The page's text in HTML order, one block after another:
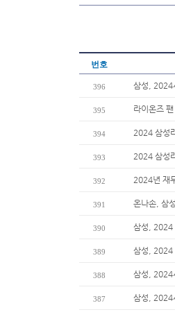
번호
396 삼성, 2024
395 라이온즈
394 2024 삼성
393 2024 삼성
392 2024년 재
391 온나손, 삼
390 삼성, 2024
389 삼성, 2024
388 삼성, 2024
387 삼성, 2024